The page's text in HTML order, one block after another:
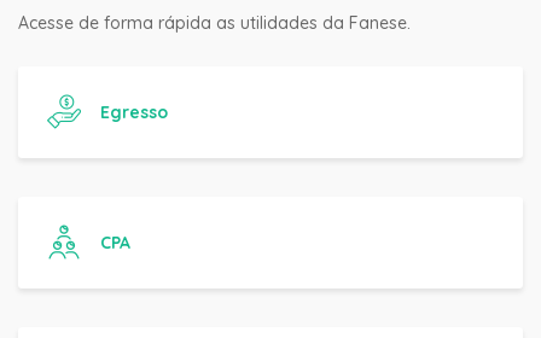
Acesse de forma rápida as utilidades da Fanese.
Egresso
CPA